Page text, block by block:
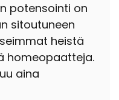
potensointi on
sitoutuneen
heistä
homeopaatteja.
aina